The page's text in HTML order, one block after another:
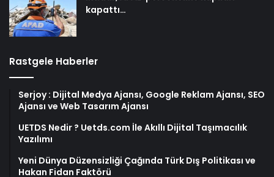
kapattı…
Rastgele Haberler
Serjoy : Dijital Medya Ajansı, Google Reklam Ajansı, SEO
Ajansı ve Web Tasarım Ajansı
UETDS Nedir ? Uetds.com İle Akıllı Dijital Taşımacılık
Yazılımı
Yeni Dünya Düzensizliği Çağında Türk Dış Politikası ve
Hakan Fidan Faktörü